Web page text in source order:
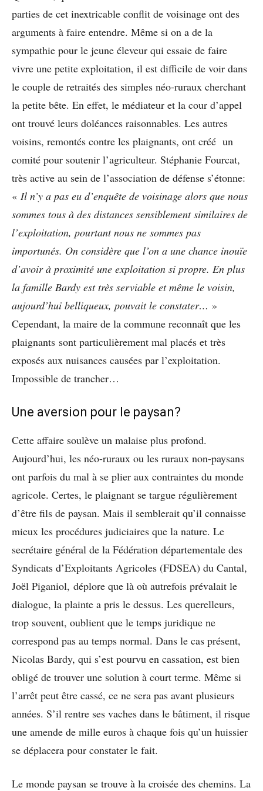
parties de cet inextricable conflit de voisinage ont des
arguments à faire entendre. Même si on a de la
sympathie pour le jeune éleveur qui essaie de faire
vivre une petite exploitation, il est difficile de voir dans
le couple de retraités des simples néo-ruraux cherchant
la petite bête. En effet, le médiateur et la cour d’appel
ont trouvé leurs doléances raisonnables. Les autres
voisins, remontés contre les plaignants, ont créé un
comité pour soutenir l’agriculteur. Stéphanie Fourcat,
très active au sein de l’association de défense s’étonne:
« Il n’y a pas eu d’enquête de voisinage alors que nous
sommes tous à des distances sensiblement similaires de
l’exploitation, pourtant nous ne sommes pas
importunés. On considère que l’on a une chance inouïe
d’avoir à proximité une exploitation si propre. En plus
la famille Bardy est très serviable et même le voisin,
aujourd’hui belliqueux, pouvait le constater… »
Cependant, la maire de la commune reconnaît que les
plaignants sont particulièrement mal placés et très
exposés aux nuisances causées par l’exploitation.
Impossible de trancher…
Une aversion pour le paysan?
Cette affaire soulève un malaise plus profond.
Aujourd’hui, les néo-ruraux ou les ruraux non-paysans
ont parfois du mal à se plier aux contraintes du monde
agricole. Certes, le plaignant se targue régulièrement
d’être fils de paysan. Mais il semblerait qu’il connaisse
mieux les procédures judiciaires que la nature. Le
secrétaire général de la Fédération départementale des
Syndicats d’Exploitants Agricoles (FDSEA) du Cantal,
Joël Piganiol, déplore que là où autrefois prévalait le
dialogue, la plainte a pris le dessus. Les querelleurs,
trop souvent, oublient que le temps juridique ne
correspond pas au temps normal. Dans le cas présent,
Nicolas Bardy, qui s’est pourvu en cassation, est bien
obligé de trouver une solution à court terme. Même si
l’arrêt peut être cassé, ce ne sera pas avant plusieurs
années. S’il rentre ses vaches dans le bâtiment, il risque
une amende de mille euros à chaque fois qu’un huissier
se déplacera pour constater le fait.
Le monde paysan se trouve à la croisée des chemins. La